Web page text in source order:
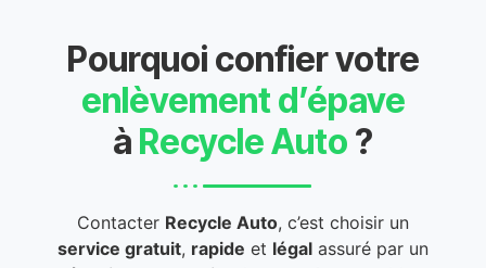
Pourquoi confier votre
enlèvement d’épave
à Recycle Auto ?
Contacter Recycle Auto, c’est choisir un
service gratuit, rapide et légalassuré par un